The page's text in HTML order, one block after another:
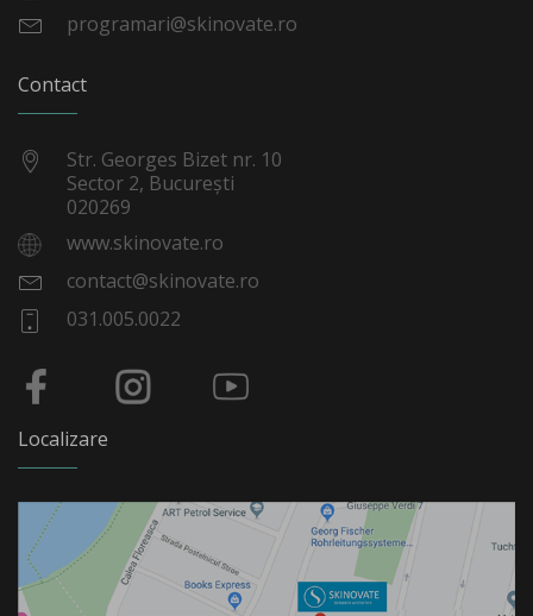
programari@skinovate.ro
Contact
Str. Georges Bizet nr. 10
Sector 2, București
020269
www.skinovate.ro
contact@skinovate.ro
031.005.0022
Localizare